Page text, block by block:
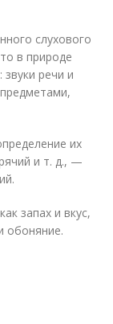
слухового
в природе
речи и
их
и т. д., —
запах и вкус,
обоняние.